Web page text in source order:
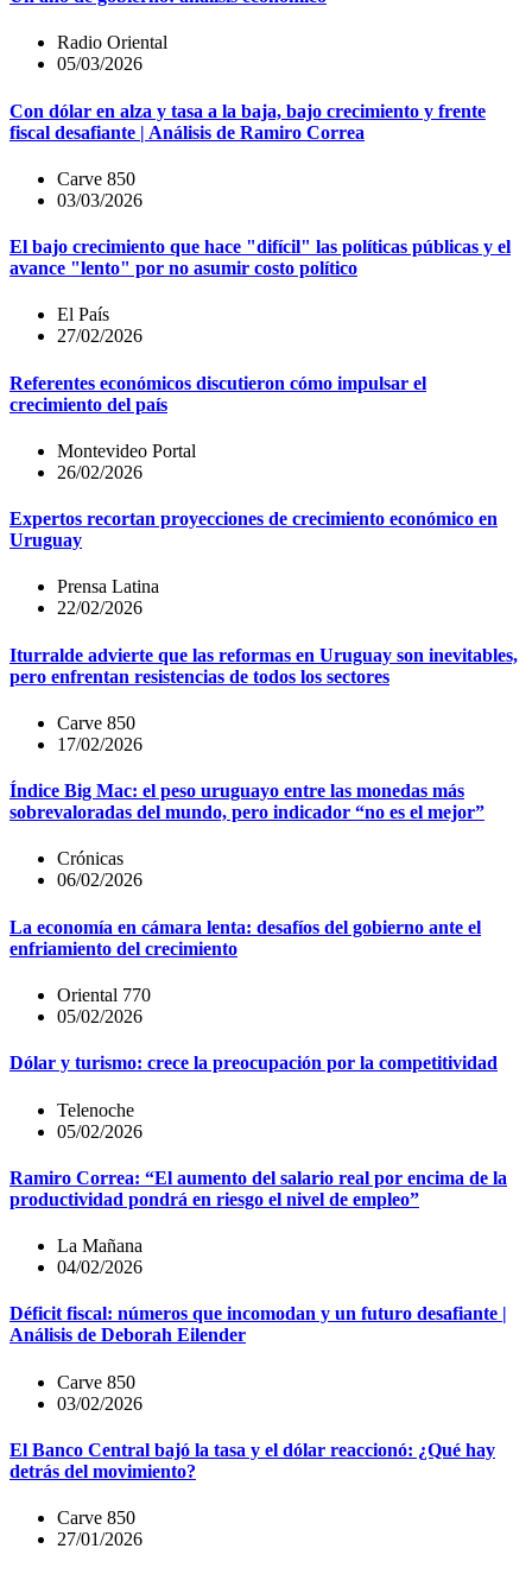
Radio Oriental
05/03/2026
Con dólar en alza y tasa a la baja, bajo crecimiento y frente
fiscal desafiante | Análisis de Ramiro Correa
Carve 850
03/03/2026
El bajo crecimiento que hace "difícil" las políticas públicas y el
avance "lento" por no asumir costo político
El País
27/02/2026
Referentes económicos discutieron cómo impulsar el
crecimiento del país
Montevideo Portal
26/02/2026
Expertos recortan proyecciones de crecimiento económico en
Uruguay
Prensa Latina
22/02/2026
Iturralde advierte que las reformas en Uruguay son inevitables,
pero enfrentan resistencias de todos los sectores
Carve 850
17/02/2026
Índice Big Mac: el peso uruguayo entre las monedas más
sobrevaloradas del mundo, pero indicador “no es el mejor”
Crónicas
06/02/2026
La economía en cámara lenta: desafíos del gobierno ante el
enfriamiento del crecimiento
Oriental 770
05/02/2026
Dólar y turismo: crece la preocupación por la competitividad
Telenoche
05/02/2026
Ramiro Correa: “El aumento del salario real por encima de la
productividad pondrá en riesgo el nivel de empleo”
La Mañana
04/02/2026
Déficit fiscal: números que incomodan y un futuro desafiante |
Análisis de Deborah Eilender
Carve 850
03/02/2026
El Banco Central bajó la tasa y el dólar reaccionó: ¿Qué hay
detrás del movimiento?
Carve 850
27/01/2026